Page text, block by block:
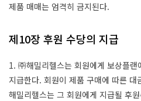
제품 매매는 엄격히 금지된다.
제10장 후원 수당의 지급
1. ㈜해밀리헬스는 회원에게 보상플
지급한다. 회원이 제품 구매에 따른
해밀리헬스는 그 회원에게 지급될 후